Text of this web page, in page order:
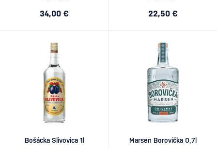
34,00 € 22,50 €
Bošácka Slivovica 1l Marsen Borovička 0,7l